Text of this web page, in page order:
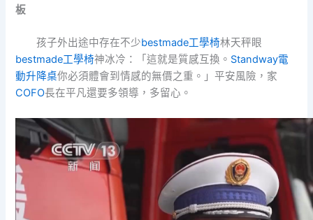
板
孩子外出途中存在不少bestmade工學椅林天秤眼
bestmade工學椅神冰冷：「這就是質感互換。 Standway電
動升降桌你必須體會到情感的無價之重。」平安風險，家
COFO長在平凡還要多領導，多留心。